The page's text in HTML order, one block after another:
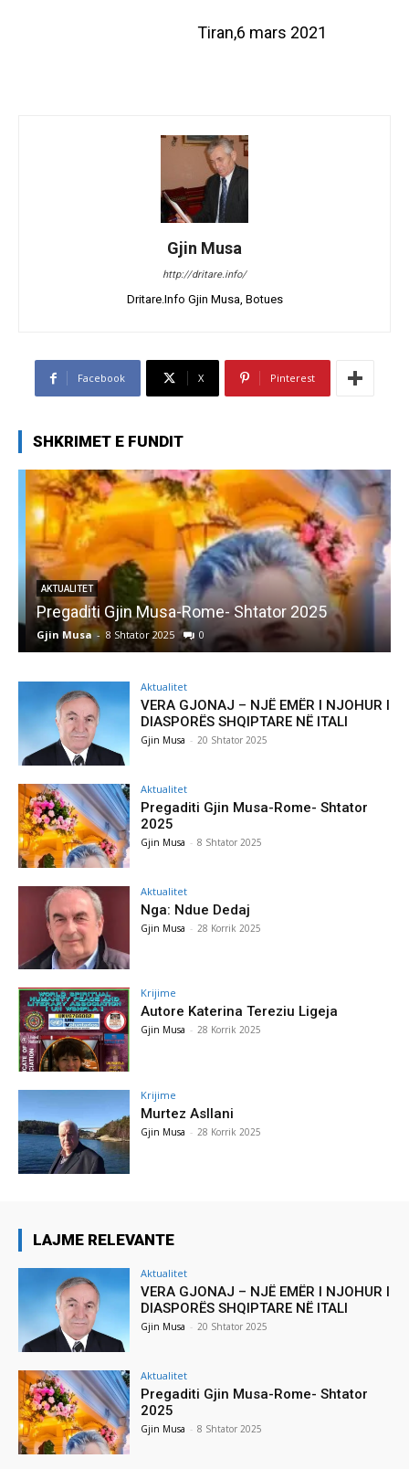
Tiran,6 mars 2021
Gjin Musa
http://dritare.info/
Dritare.Info Gjin Musa, Botues
Facebook X Pinterest
SHKRIMET E FUNDIT
AKTUALITET
Pregaditi Gjin Musa-Rome- Shtator 2025
Gjin Musa - 8 Shtator 2025 0
Aktualitet
VERA GJONAJ – NJË EMËR I NJOHUR I
DIASPORËS SHQIPTARE NË ITALI
Gjin Musa - 20 Shtator 2025
Aktualitet
Pregaditi Gjin Musa-Rome- Shtator
2025
Gjin Musa - 8 Shtator 2025
Aktualitet
Nga: Ndue Dedaj
Gjin Musa - 28 Korrik 2025
Krijime
Autore Katerina Tereziu Ligeja
Gjin Musa - 28 Korrik 2025
Krijime
Murtez Asllani
Gjin Musa - 28 Korrik 2025
LAJME RELEVANTE
Aktualitet
VERA GJONAJ – NJË EMËR I NJOHUR I
DIASPORËS SHQIPTARE NË ITALI
Gjin Musa - 20 Shtator 2025
Aktualitet
Pregaditi Gjin Musa-Rome- Shtator
2025
Gjin Musa - 8 Shtator 2025